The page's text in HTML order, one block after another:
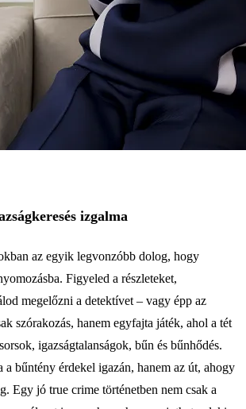
izgalma
az egyik legvonzóbb dolog, hogy
Figyeled a részleteket,
megelőzni a detektívet – vagy épp az
szórakozás, hanem egyfajta játék, ahol a tét
igazságtalanságok, bűn és bűnhődés.
a bűntény érdekel igazán, hanem az út, ahogy
Egy jó true crime történetben nem csak a